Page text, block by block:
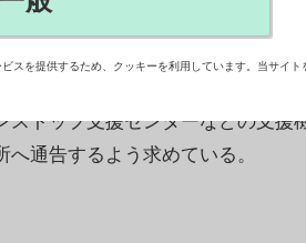
処方箋不要の市販薬としての販
に先立ち厚生労働省は、販売を
購入者を保護すべき相当の事由
ストップ支援センターなどの支援
通告するよう求めている。
スを提供するため、クッキーを利用しています。当サイ